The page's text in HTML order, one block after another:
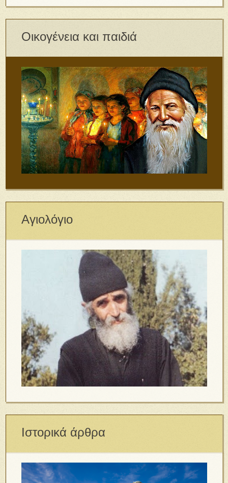
Οικογένεια και παιδιά
Αγιολόγιο
Ιστορικά άρθρα